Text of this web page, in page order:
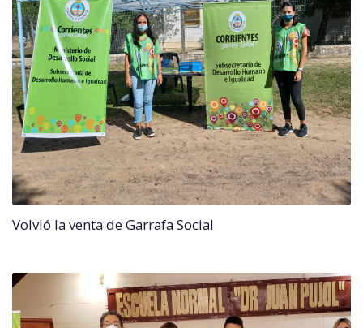
Volvió la venta de Garrafa Social